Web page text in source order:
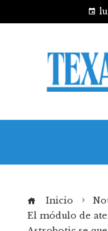
Inicio
El módulo de